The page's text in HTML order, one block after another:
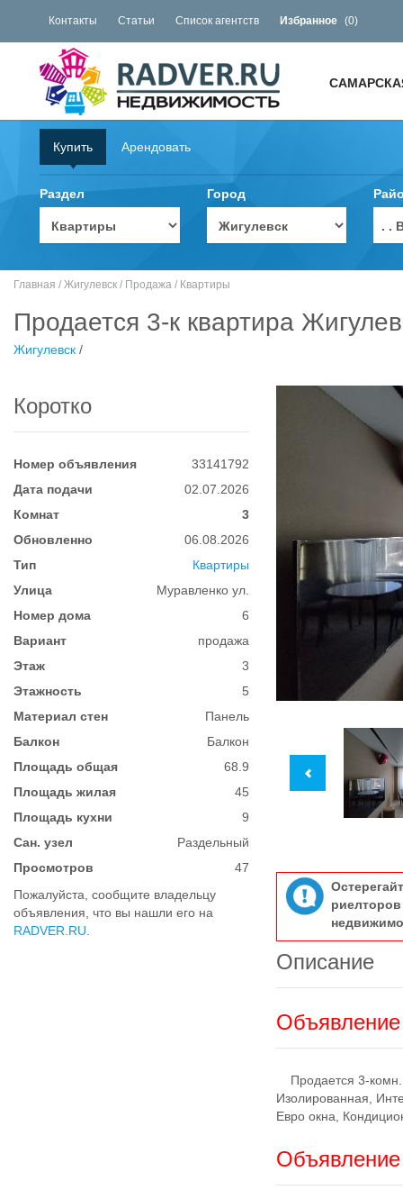
Контакты Статьи Список агентств Избранное (0)
Купить Арендовать
Раздел Город
. .
Главная / Жигулевск / Продажа / Квартиры
Продается 3-к квартира
Жигулевск /
Коротко
Номер объявления
33141792
Дата подачи
02.07.2026
Комнат
3
Обновленно
06.08.2026
Тип
Квартиры
Улица
Муравленко ул.
Номер дома
6
Вариант
продажа
Этаж
3
Этажность
5
Материал стен
Панель
Балкон
Балкон
Площадь общая
68.9
Площадь жилая
45
Площадь кухни
9
Сан. узел
Раздельный
Просмотров
47
Пожалуйста, сообщите владельцу
объявления, что вы нашли его на
RADVER.RU
Описание
Объявление
Продается 3-комн.
Изолированная,
Евро окна,
Объявление